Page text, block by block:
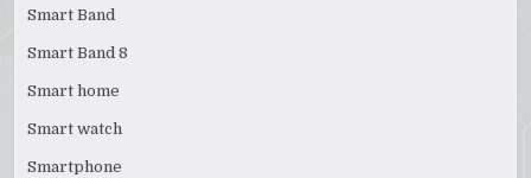
Smart Band
Smart Band 8
Smart home
Smart watch
Smartphone